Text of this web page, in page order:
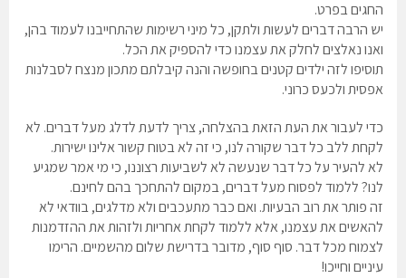
החגים בפרט.
יש הרבה דברים לעשות ולתקן, כל מיני רשימות שהתחייבנו לעמוד בהן,
ואנו נאלצים לחלק את עצמנו כדי להספיק את הכל.
תוסיפו לזה ילדים קטנים בחופשה והנה קיבלתם מתכון מנצח לסבלנות
אפסית ולכעס כרוני.
כדי לעבור את העת הזאת בהצלחה, צריך לדעת לדלג מעל דברים. לא
לקחת ללב כל דבר שקורה לנו, כי זה לא בטוח קשור אלינו ישירות.
לא להעיר על כל דבר שנעשה לא לשביעות רצוננו, כי מי אמר שמגיע
לנו? ללמוד לפסוח מעל דברים, במקום להתחכך בהם לחינם.
זה פותר את רוב הבעיות. ואם כבר מתעכבים ולא מדלגים, בוודאי לא
להאשים את עצמנו, אלא ללמוד לקחת אחריות ולזהות את ההזדמנות
לצמוח מכל דבר. סוף סוף, מדובר בדרישת שלום מהשמיים. הרימו
עיניים וחייכו!